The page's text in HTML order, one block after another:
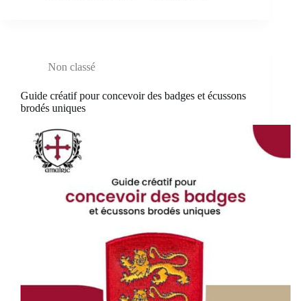
Non classé
Guide créatif pour concevoir des badges et écussons
brodés uniques